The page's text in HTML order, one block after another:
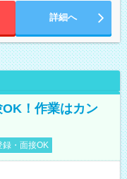
詳細へ
！作業はカン
録・面接OK